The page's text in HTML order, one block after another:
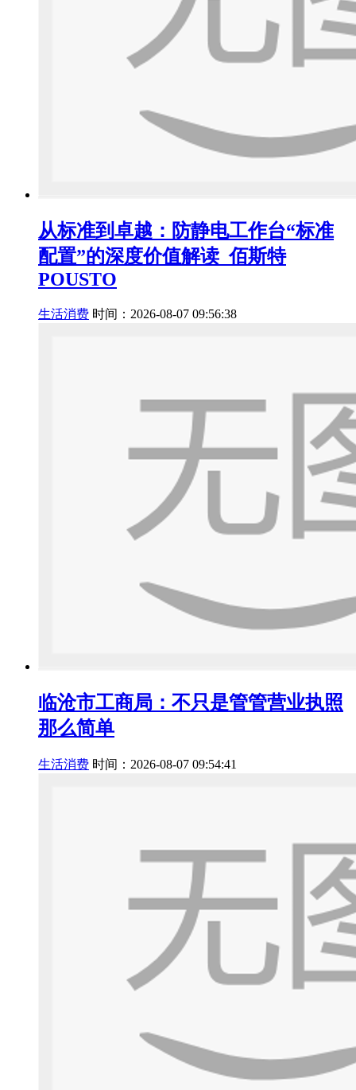
从标准到卓越：防静电工作台“标准
配置”的深度价值解读_佰斯特
POUSTO
生活消费 时间：2026-08-07 09:56:38
临沧市工商局：不只是管管营业执照
那么简单
生活消费 时间：2026-08-07 09:54:41